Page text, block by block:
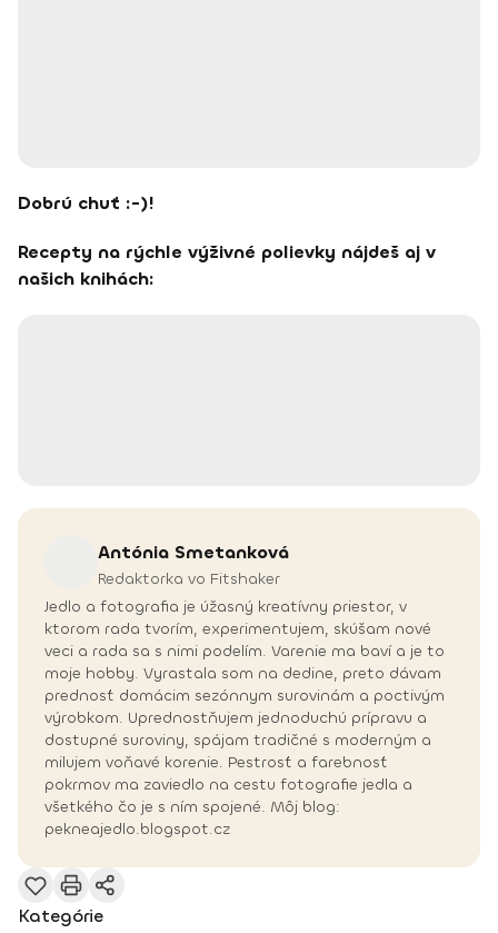
Dobrú chuť :-)!
Recepty na rýchle výživné polievky nájdeš aj v
našich knihách:
Antónia Smetanková
Redaktorka vo Fitshaker
Jedlo a fotografia je úžasný kreatívny priestor, v
ktorom rada tvorím, experimentujem, skúšam nové
veci a rada sa s nimi podelím. Varenie ma baví a je to
moje hobby. Vyrastala som na dedine, preto dávam
prednosť domácim sezónnym surovinám a poctivým
výrobkom. Uprednostňujem jednoduchú prípravu a
dostupné suroviny, spájam tradičné s moderným a
milujem voňavé korenie. Pestrosť a farebnosť
pokrmov ma zaviedlo na cestu fotografie jedla a
všetkého čo je s ním spojené. Môj blog:
pekneajedlo.blogspot.cz
Kategórie